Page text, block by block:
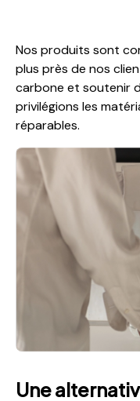
Nos produits sont
plus près de nos
carbone et soutenir
privilégions les
réparables.
Une